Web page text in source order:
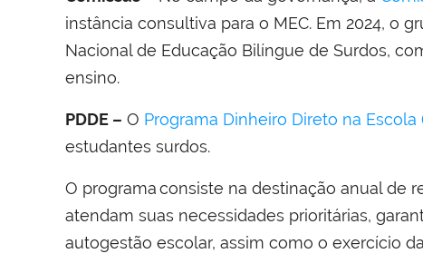
instância consultiva para o MEC. Em 2024, o
Nacional de Educação Bilíngue de Surdos,
ensino.
PDDE – O Programa Dinheiro Direto na Escola
estudantes surdos.
O programa consiste na destinação anual de
atendam suas necessidades prioritárias,
autogestão escolar, assim como o exercício